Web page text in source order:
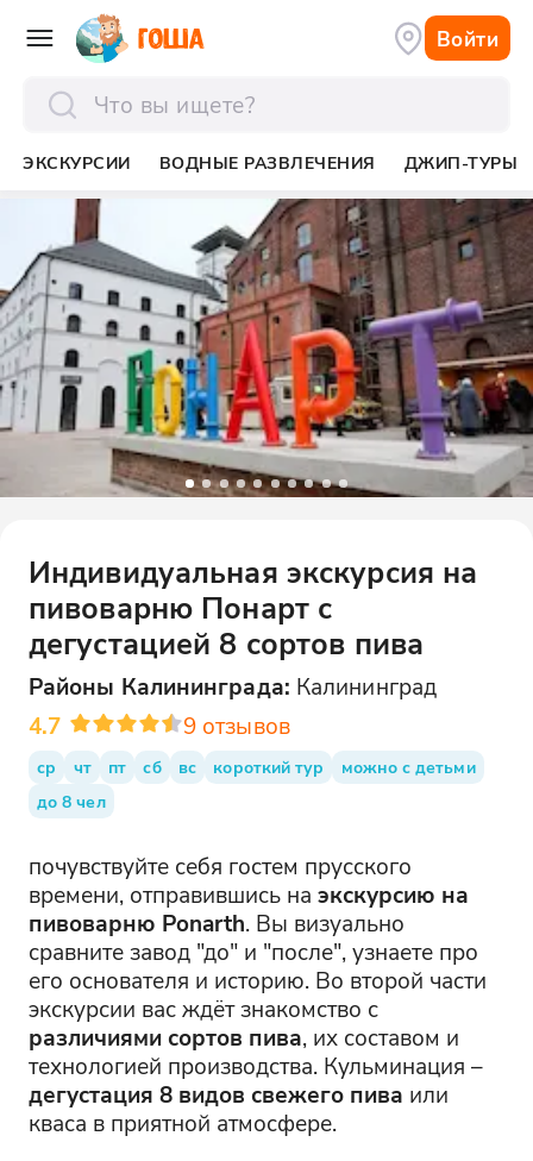
Войти
ЭКСКУРСИИ ВОДНЫЕ РАЗВЛЕЧЕНИЯ ДЖИП-ТУРЫ
Индивидуальная экскурсия на
пивоварню Понарт с
дегустацией 8 сортов пива
Районы Калининграда: Калининград
4.7
9 отзывов
ср чт пт сб вс короткий тур
можно с детьми
до 8 чел
почувствуйте себя гостем прусского
времени, отправившись на экскурсию на
пивоварню Ponarth. Вы визуально
сравните завод "до" и "после", узнаете про
его основателя и историю. Во второй части
экскурсии вас ждёт знакомство с
различиями сортов пива, их составом и
технологией производства. Кульминация –
дегустация 8 видов свежего пива или
кваса в приятной атмосфере.